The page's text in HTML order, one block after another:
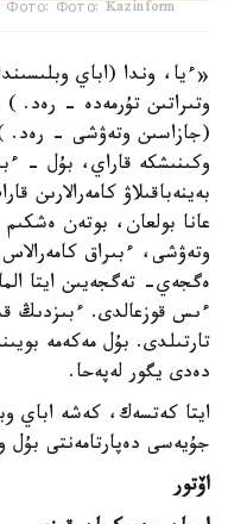
Фото: Фото: Kazinform
«ءيا، وندا (اباي
وتىراتىن تۇرمەدە - رەد.
(جازاسىن وتەۋشى - رەد.
وكىنىشكە قاراي، بۇل -
بەينەباقىلاۋ
عانا بولعان، بوتەن
وتەۋشى، ءبىراق
ەگجەي- تەگجەيىن ايتا
ءىس قوزعالدى. ءبىزدىڭ
تارتىلدى. بۇل مەكەمە
دەدى يگور لەپەحا.
ايتا كەتسەك، كەشە اباي
جۇيەسى دەپارتامەنتى
اۆتور